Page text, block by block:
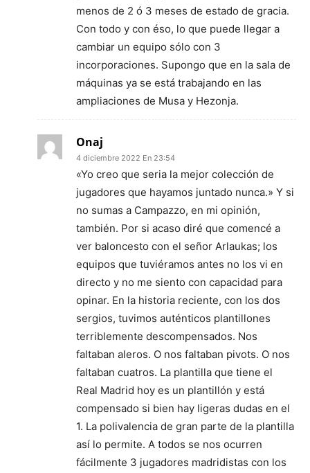
menos de 2 ó 3 meses de estado de gracia.
Con todo y con éso, lo que puede llegar a
cambiar un equipo sólo con 3
incorporaciones. Supongo que en la sala de
máquinas ya se está trabajando en las
ampliaciones de Musa y Hezonja.
Onaj
4 diciembre 2022 En 23:54
«Yo creo que seria la mejor colección de
jugadores que hayamos juntado nunca.» Y si
no sumas a Campazzo, en mi opinión,
también. Por si acaso diré que comencé a
ver baloncesto con el señor Arlaukas; los
equipos que tuviéramos antes no los vi en
directo y no me siento con capacidad para
opinar. En la historia reciente, con los dos
sergios, tuvimos auténticos plantillones
terriblemente descompensados. Nos
faltaban aleros. O nos faltaban pivots. O nos
faltaban cuatros. La plantilla que tiene el
Real Madrid hoy es un plantillón y está
compensado si bien hay ligeras dudas en el
1. La polivalencia de gran parte de la plantilla
así lo permite. A todos se nos ocurren
fácilmente 3 jugadores madridistas con los